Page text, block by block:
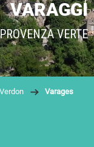
VARAGGI
VERTE
Varages